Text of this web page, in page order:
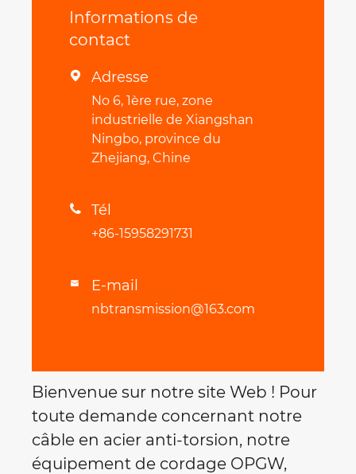
Informations de
contact
 Adresse
No 6, 1ère rue, zone
industrielle de Xiangshan
Ningbo, province du
Zhejiang, Chine
 Tél
+86-15958291731
 E-mail
nbtransmission@163.com
Bienvenue sur notre site Web ! Pour
toute demande concernant notre
câble en acier anti-torsion, notre
équipement de cordage OPGW,